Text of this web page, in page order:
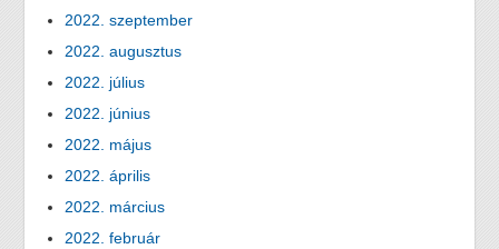
2022. szeptember
2022. augusztus
2022. július
2022. június
2022. május
2022. április
2022. március
2022. február